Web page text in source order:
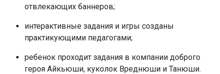
отвлекающих баннеров;
интерактивные задания и игры созданы
практикующими педагогами;
ребенок проходит задания в компании доброго
героя Айкьюши, куколок Вреднюши и Танюши.